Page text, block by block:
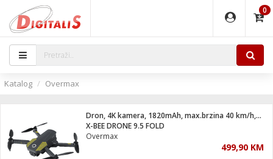
0
pribor
/ G4
svjetla
- Analogija
- IP
Katalog Overmax
Dron, 4K kamera, 1820mAh, max.brzina 40 km/h,WiFi, GPS
X-BEE DRONE 9.5 FOLD
Overmax
499,90 KM